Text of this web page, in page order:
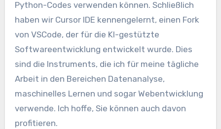
Python-Codes verwenden können. Schließlich
haben wir Cursor IDE kennengelernt, einen Fork
von VSCode, der für die KI-gestützte
Softwareentwicklung entwickelt wurde. Dies
sind die Instruments, die ich für meine tägliche
Arbeit in den Bereichen Datenanalyse,
maschinelles Lernen und sogar Webentwicklung
verwende. Ich hoffe, Sie können auch davon
profitieren.